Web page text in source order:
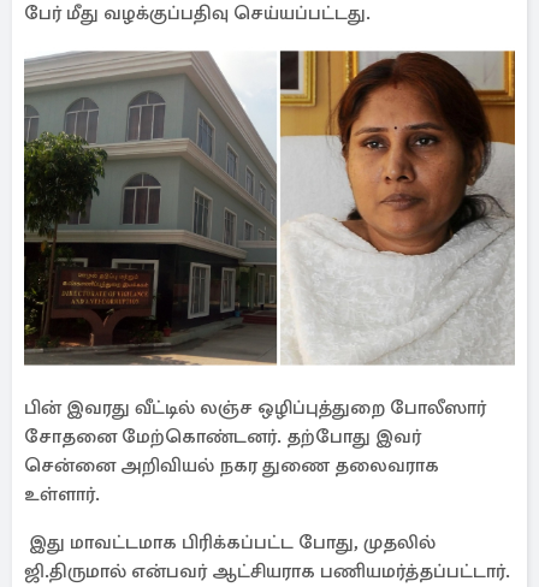
பேர் மீது வழக்குப்பதிவு செய்யப்பட்டது.
பின் இவரது வீட்டில் லஞ்ச ஒழிப்புத்துறை போலீஸார்
சோதனை மேற்கொண்டனர். தற்போது இவர்
சென்னை அறிவியல் நகர துணை தலைவராக
உள்ளார்.
இது மாவட்டமாக பிரிக்கப்பட்ட போது, முதலில்
ஜி.திருமால் என்பவர் ஆட்சியராக பணியமர்த்தப்பட்டார்.